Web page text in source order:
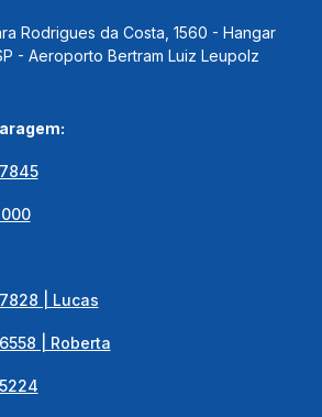
Rodrigues da Costa, 1560 - Hangar
- Aeroporto Bertram Luiz Leupolz
| Lucas
| Roberta